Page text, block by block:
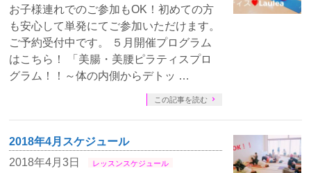
お子様連れでのご参加もOK！初めての方
も安心して単発にてご参加いただけます。
ご予約受付中です。 ５月開催プログラム
はこちら！ 「美腸・美腰ピラティスプロ
グラム！！～体の内側からデトッ …
この記事を読む
2018年4月スケジュール
2018年4月3日
レッスンスケジュール